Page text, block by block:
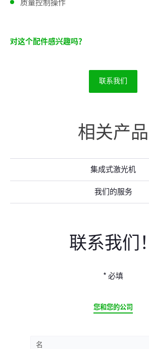
对这个配件感兴趣吗？
联系我们
相关产品
集成式激光机
我们的服务
联系我们！
* 必填
CURRENT
您和您的公司
名